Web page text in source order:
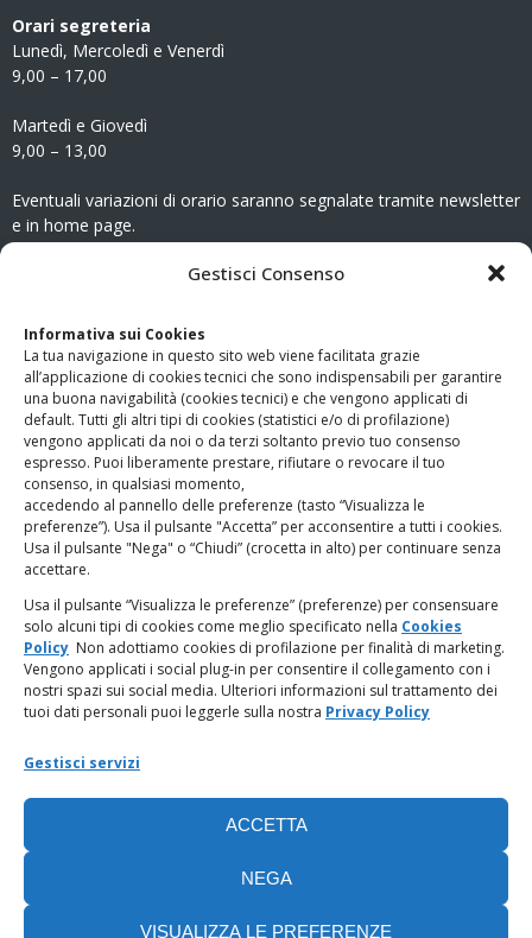
Gestisci Consenso
Informativa sui Cookies
La tua navigazione in questo sito web viene facilitata grazie
all’applicazione di cookies tecnici che sono indispensabili per garantire
una buona navigabilità (cookies tecnici) e che vengono applicati di
default. Tutti gli altri tipi di cookies (statistici e/o di profilazione)
vengono applicati da noi o da terzi soltanto previo tuo consenso
espresso. Puoi liberamente prestare, rifiutare o revocare il tuo
consenso, in qualsiasi momento,
accedendo al pannello delle preferenze (tasto “Visualizza le
preferenze”). Usa il pulsante "Accetta” per acconsentire a tutti i cookies.
Usa il pulsante "Nega" o “Chiudi” (crocetta in alto) per continuare senza
accettare.
Usa il pulsante “Visualizza le preferenze” (preferenze) per consensuare
solo alcuni tipi di cookies come meglio specificato nella Cookies
Policy Non adottiamo cookies di profilazione per finalità di marketing.
Vengono applicati i social plug-in per consentire il collegamento con i
nostri spazi sui social media. Ulteriori informazioni sul trattamento dei
tuoi dati personali puoi leggerle sulla nostra Privacy Policy
Gestisci servizi
ACCETTA
NEGA
VISUALIZZA LE PREFERENZE
Orari segreteria
Lunedì, Mercoledì e Venerdì
9,00 – 17,00
Martedì e Giovedì
9,00 – 13,00
Eventuali variazioni di orario saranno segnalate tramite newsletter
e in home page.
www.odg.toscana.it – testata registrata presso il Tribunale di
Firenze al nr. 5208 dell’ 08.10.2002. Direttore responsabile:
Giampaolo Marchini – C.F. 80005790482
LINK UTILI
PagoPA
Privacy Policy
Regolamento categorie particolari di dati personali e dati
giudiziari
Amministrazione Trasparente
Cookie Policy (UE)